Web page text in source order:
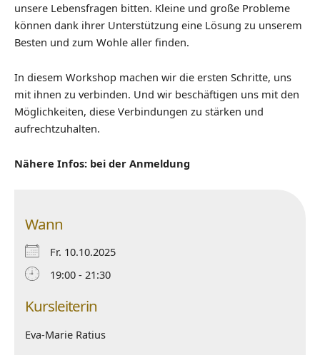
unsere Lebensfragen bitten. Kleine und große Probleme
können dank ihrer Unterstützung eine Lösung zu unserem
Besten und zum Wohle aller finden.
In diesem Workshop machen wir die ersten Schritte, uns
mit ihnen zu verbinden. Und wir beschäftigen uns mit den
Möglichkeiten, diese Verbindungen zu stärken und
aufrechtzuhalten.
Nähere Infos: bei der Anmeldung
Wann
Fr. 10.10.2025
19:00 - 21:30
Kursleiterin
Eva-Marie Ratius